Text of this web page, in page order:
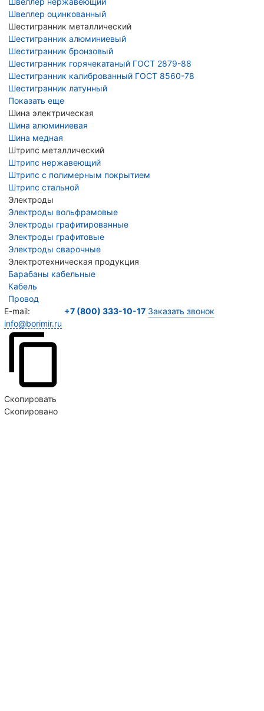
Швеллер оцинкованный
Шестигранник металлический
Шестигранник алюминиевый
Шестигранник бронзовый
Шестигранник горячекатаный ГОСТ 2879-88
Шестигранник калиброванный ГОСТ 8560-78
Шестигранник латунный
Показать еще
Шина электрическая
Шина алюминиевая
Шина медная
Штрипс металлический
Штрипс нержавеющий
Штрипс с полимерным покрытием
Штрипс стальной
Электроды
Электроды вольфрамовые
Электроды графитированные
Электроды графитовые
Электроды сварочные
Электротехническая продукция
Барабаны кабельные
Кабель
Провод
E-mail:
info@borimir.ru
Скопировать
Скопировано
+7 (800) 333-10-17 Заказать звонок